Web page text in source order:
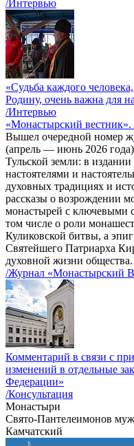
/Интервью
«Судьба каждого
Родину, очень важна для
/Интервью
«Монастырский
Вышел очередной номер
(апрель — июнь 2026
Тульской земли: в
настоятелями и
духовных традициях и
рассказы о возрождении
монастырей с ключевыми
том числе о роли
Куликовской битвы, а
Святейшего Патриарха
духовной жизни общества.
/Журнал «Монастырский
Комментарий в связи с
изменений в отдельные
Федерации»
/Консультация
Монастыри
Свято-Пантелеимонов
Камчатский